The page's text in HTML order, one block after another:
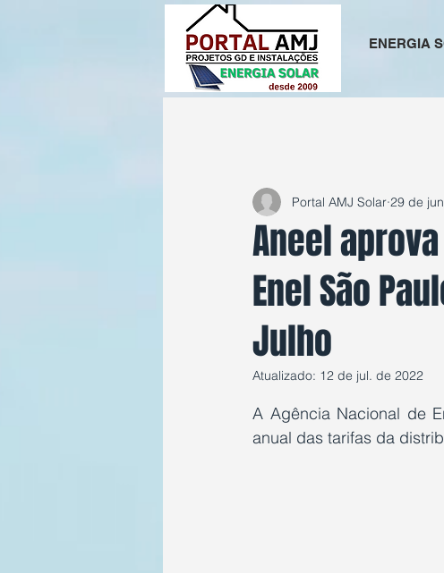
ENERGIA
Aneel
Enel São
Julho
Portal AMJ Solar 29 de
Atualizado: 12 de jul. de 2022
A Agência Nacional de
anual das tarifas da